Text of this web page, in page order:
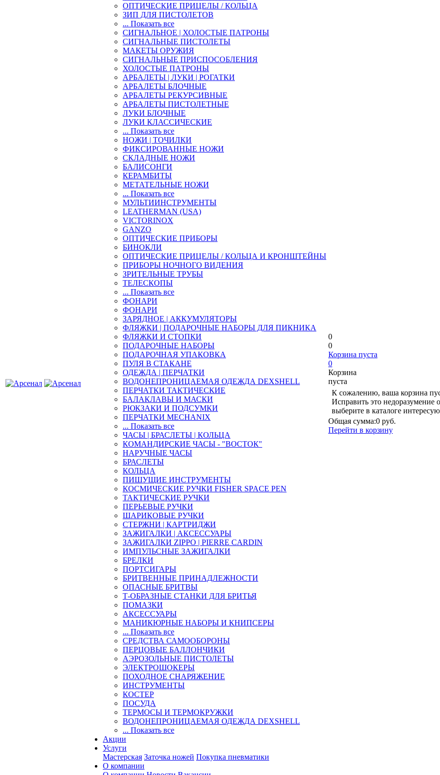
ОПТИЧЕСКИЕ ПРИЦЕЛЫ / КОЛЬЦА
ЗИП ДЛЯ ПИСТОЛЕТОВ
... Показать все
СИГНАЛЬНОЕ | ХОЛОСТЫЕ ПАТРОНЫ
СИГНАЛЬНЫЕ ПИСТОЛЕТЫ
МАКЕТЫ ОРУЖИЯ
СИГНАЛЬНЫЕ ПРИСПОСОБЛЕНИЯ
ХОЛОСТЫЕ ПАТРОНЫ
АРБАЛЕТЫ | ЛУКИ | РОГАТКИ
АРБАЛЕТЫ БЛОЧНЫЕ
АРБАЛЕТЫ РЕКУРСИВНЫЕ
АРБАЛЕТЫ ПИСТОЛЕТНЫЕ
ЛУКИ БЛОЧНЫЕ
ЛУКИ КЛАССИЧЕСКИЕ
... Показать все
НОЖИ | ТОЧИЛКИ
ФИКСИРОВАННЫЕ НОЖИ
СКЛАДНЫЕ НОЖИ
БАЛИСОНГИ
КЕРАМБИТЫ
МЕТАТЕЛЬНЫЕ НОЖИ
... Показать все
МУЛЬТИИНСТРУМЕНТЫ
LEATHERMAN (USA)
VICTORINOX
GANZO
ОПТИЧЕСКИЕ ПРИБОРЫ
БИНОКЛИ
ОПТИЧЕСКИЕ ПРИЦЕЛЫ / КОЛЬЦА И КРОНШТЕЙНЫ
ПРИБОРЫ НОЧНОГО ВИДЕНИЯ
ЗРИТЕЛЬНЫЕ ТРУБЫ
ТЕЛЕСКОПЫ
... Показать все
ФОНАРИ
ФОНАРИ
ЗАРЯДНОЕ | АККУМУЛЯТОРЫ
ФЛЯЖКИ | ПОДАРОЧНЫЕ НАБОРЫ ДЛЯ ПИКНИКА
ФЛЯЖКИ И СТОПКИ
ПОДАРОЧНЫЕ НАБОРЫ
ПОДАРОЧНАЯ УПАКОВКА
ПУЛЯ В СТАКАНЕ
ОДЕЖДА | ПЕРЧАТКИ
ВОДОНЕПРОНИЦАЕМАЯ ОДЕЖДА DEXSHELL
ПЕРЧАТКИ ТАКТИЧЕСКИЕ
БАЛАКЛАВЫ И МАСКИ
РЮКЗАКИ И ПОДСУМКИ
ПЕРЧАТКИ MECHANIX
... Показать все
ЧАСЫ | БРАСЛЕТЫ | КОЛЬЦА
КОМАНДИРСКИЕ ЧАСЫ - "ВОСТОК"
НАРУЧНЫЕ ЧАСЫ
БРАСЛЕТЫ
КОЛЬЦА
ПИШУЩИЕ ИНСТРУМЕНТЫ
КОСМИЧЕСКИЕ РУЧКИ FISHER SPACE PEN
ТАКТИЧЕСКИЕ РУЧКИ
ПЕРЬЕВЫЕ РУЧКИ
ШАРИКОВЫЕ РУЧКИ
СТЕРЖНИ | КАРТРИДЖИ
ЗАЖИГАЛКИ | АКСЕССУАРЫ
ЗАЖИГАЛКИ ZIPPO | PIERRE CARDIN
ИМПУЛЬСНЫЕ ЗАЖИГАЛКИ
БРЕЛКИ
ПОРТСИГАРЫ
БРИТВЕННЫЕ ПРИНАДЛЕЖНОСТИ
ОПАСНЫЕ БРИТВЫ
Т-ОБРАЗНЫЕ СТАНКИ ДЛЯ БРИТЬЯ
ПОМАЗКИ
АКСЕССУАРЫ
МАНИКЮРНЫЕ НАБОРЫ И КНИПСЕРЫ
... Показать все
СРЕДСТВА САМООБОРОНЫ
ПЕРЦОВЫЕ БАЛЛОНЧИКИ
АЭРОЗОЛЬНЫЕ ПИСТОЛЕТЫ
ЭЛЕКТРОШОКЕРЫ
ПОХОДНОЕ СНАРЯЖЕНИЕ
ИНСТРУМЕНТЫ
КОСТЕР
ПОСУДА
ТЕРМОСЫ И ТЕРМОКРУЖКИ
ВОДОНЕПРОНИЦАЕМАЯ ОДЕЖДА DEXSHELL
... Показать все
Акции
Услуги
Мастерская Заточка ножей Покупка пневматики
О компании
0
0
Корзина пуста
0
Корзина
пуста
К сожалению, ваша корзина
Исправить это недоразумение
выберите в каталоге
Общая сумма:0 руб.
Перейти в корзину